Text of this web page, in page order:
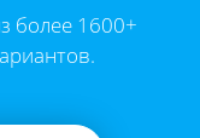
более 1600+